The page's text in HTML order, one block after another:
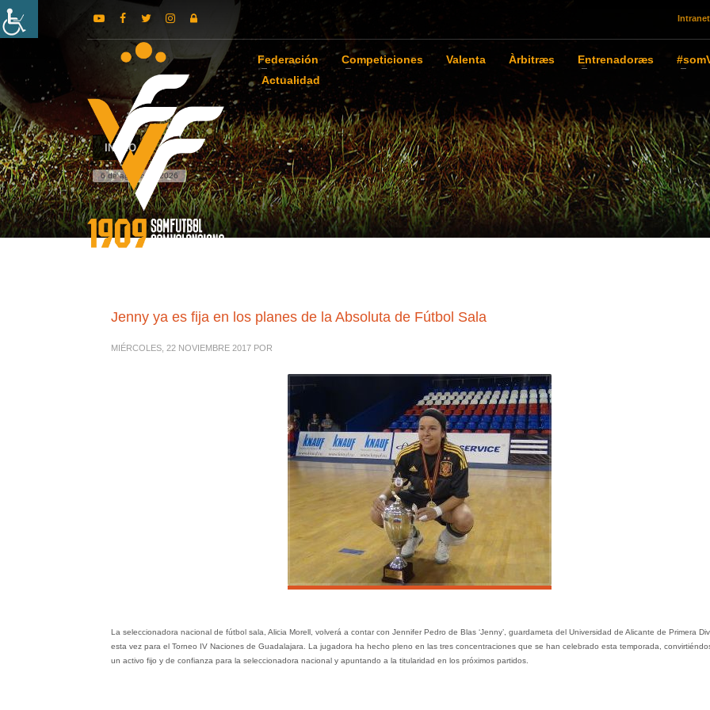
Intranet
Federación Competiciones Valenta Àrbitræs Entrenadoræs
Actualidad
INICIO
6 de agosto de 2026
Jenny ya es fija en los planes de la Absoluta de Fútbol Sala
MIÉRCOLES, 22 NOVIEMBRE 2017 POR
La seleccionadora nacional de fútbol sala, Alicia Morell, volverá a contar con Jennifer Pedro de Blas ‘Jenny’, guardameta del Universidad de Alicante de Primera
esta vez para el Torneo IV Naciones de Guadalajara. La jugadora ha hecho pleno en las tres concentraciones que se han celebrado esta temporada,
un activo fijo y de confianza para la seleccionadora nacional y apuntando a la titularidad en los próximos partidos.